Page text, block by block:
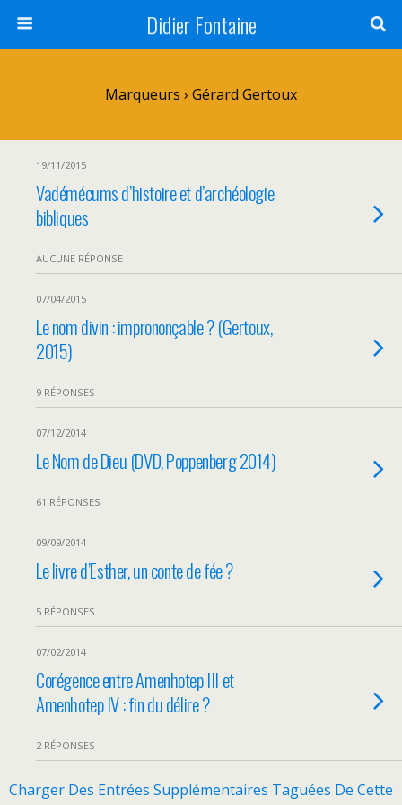
Didier Fontaine
Marqueurs › Gérard Gertoux
19/11/2015
Vadémécums d’histoire et d’archéologie
bibliques
AUCUNE RÉPONSE
07/04/2015
Le nom divin : imprononçable ? (Gertoux,
2015)
9 RÉPONSES
07/12/2014
Le Nom de Dieu (DVD, Poppenberg 2014)
61 RÉPONSES
09/09/2014
Le livre d’Esther, un conte de fée ?
5 RÉPONSES
07/02/2014
Corégence entre Amenhotep III et
Amenhotep IV : fin du délire ?
2 RÉPONSES
Charger Des Entrées Supplémentaires Taguées De Cette